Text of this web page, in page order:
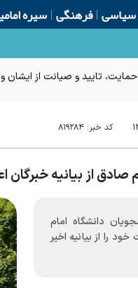
سیاسی فرهنگی سیره
تایید و صیانت از ایشان
کد خبر: ۸۱۹۲۸۴
دانشگاه امام
را از بیانیه اخیر